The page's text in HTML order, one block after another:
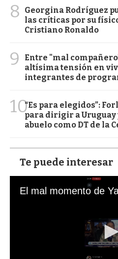
8
Georgina Rodríguez
las críticas por su
Cristiano Ronaldo
9
Entre "mal
altísima tensión en
integrantes de
10“Es para elegidos”:
para dirigir a Uruguay
abuelo como DT de la
Te puede interesar